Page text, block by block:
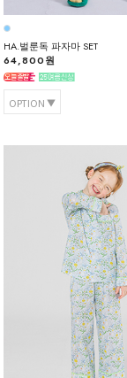
HA.벌룬독 파자마 SET
64,800원
OPTION